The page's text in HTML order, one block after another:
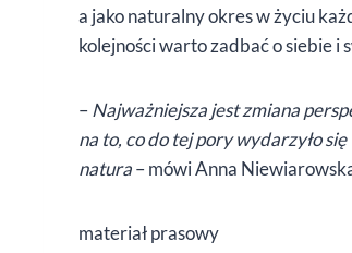
a jako naturalny okres w życiu
kolejności warto zadbać o siebie i
–Najważniejsza jest zmiana
na to, co do tej pory wydarzyło
natura– mówi Anna
materiał prasowy